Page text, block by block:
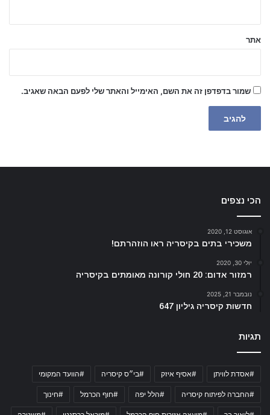
אתר
שמור בדפדפן זה את השם, האימייל והאתר שלי לפעם הבאה שאגיב.
הכי נצפים
אוגוסט 12, 2020
משכירי בתים בקיסריה ראו הוזהרתם!
יולי 30, 2020
רמזור אדום: 20 חולי קורונה מאומתים בקיסריה
נובמבר 21, 2025
חדשות קיסריה גיליון 647
תגיות
#אסדת לוויתן #אסיף איזק #בי״ס קיסריה #הוועד המקומי
#החברה לפיתוח קיסריה #הלל יפה #חוף הכרמל #חינוך